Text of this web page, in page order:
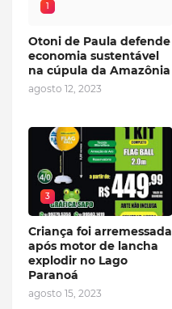
1
Otoni de Paula defende
economia sustentável
na cúpula da Amazônia
agosto 12, 2023
3
Criança foi arremessada
após motor de lancha
explodir no Lago
Paranoá
agosto 15, 2023